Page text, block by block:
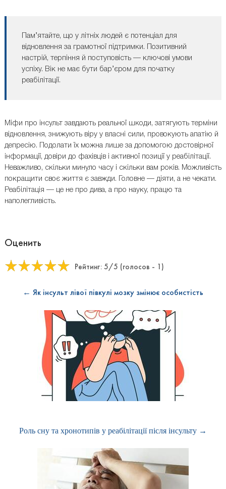
Пам’ятайте, що у літніх людей є потенціал для
відновлення за грамотної підтримки. Позитивний
настрій, терпіння й поступовість — ключові умови
успіху. Вік не має бути бар’єром для початку
реабілітації.
Міфи про інсульт завдають реальної шкоди, затягують терміни
відновлення, знижують віру у власні сили, провокують апатію й
депресію. Подолати їх можна лише за допомогою достовірної
інформації, довіри до фахівців і активної позиції у реабілітації.
Неважливо, скільки минуло часу і скільки вам років. Можливість
покращити своє життя є завжди. Головне — діяти, а не чекати.
Реабілітація — це не про дива, а про науку, працю та
наполегливість.
Оценить
Рейтинг: 5/5 (голосов - 1 )
← Як інсульт лівої півкулі мозку змінює особистість
Роль сну та хронотипів у реабілітації після інсульту →